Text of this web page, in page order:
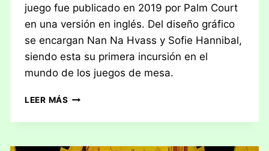
juego fue publicado en 2019 por Palm Court
en una versión en inglés. Del diseño gráfico
se encargan Nan Na Hvass y Sofie Hannibal,
siendo esta su primera incursión en el
mundo de los juegos de mesa.
LEER MÁS RESEÑA: